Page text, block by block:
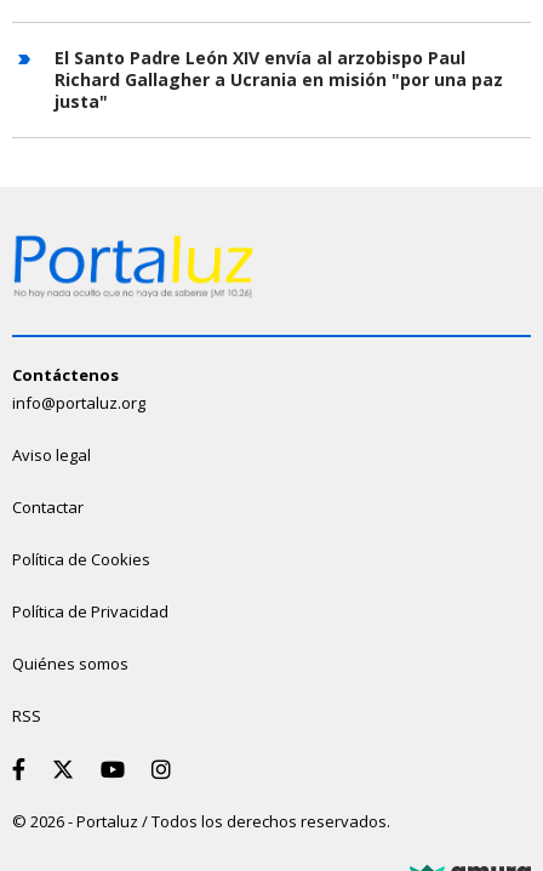
El Santo Padre León XIV envía al arzobispo Paul
Richard Gallagher a Ucrania en misión "por una paz
justa"
Contáctenos
info@portaluz.org
Aviso legal
Contactar
Política de Cookies
Política de Privacidad
Quiénes somos
RSS
© 2026 - Portaluz / Todos los derechos reservados.